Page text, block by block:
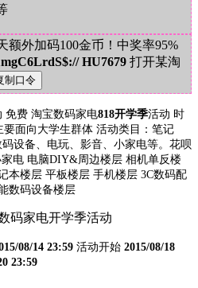
额外加码100金币！中奖率95%
HU7679 打开某淘
免费 淘宝数码家电818开学季活动 时
要面向大学生群体 活动类目：笔记
设备、电玩、影音、小家电等。花呗
电 电脑DIY&周边楼层 相机单反楼
本楼层 平板楼层 手机楼层 3C数码配
数码设备楼层
08/14 23:59 活动开始 2015/08/18
23:59